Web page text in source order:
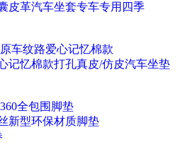
皮革汽车坐套专车专用四季
车纹路爱心记忆棉款
记忆棉款打孔真皮/仿皮汽车坐垫
全包围脚垫
新型环保材质脚垫